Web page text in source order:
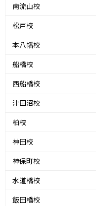
南流山校
松戸校
本八幡校
船橋校
西船橋校
津田沼校
柏校
神田校
神保町校
水道橋校
飯田橋校